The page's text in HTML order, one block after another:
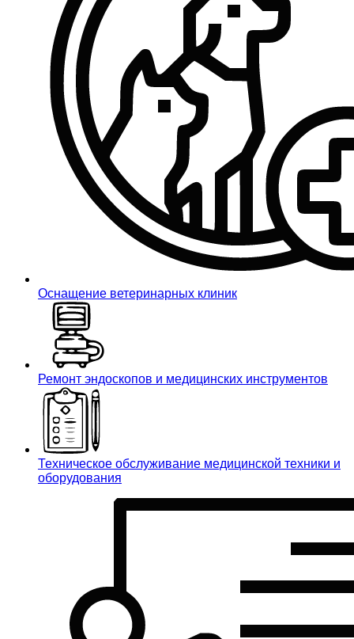
Оснащение ветеринарных клиник
Ремонт эндоскопов и медицинских инструментов
Техническое обслуживание медицинской техники и
оборудования